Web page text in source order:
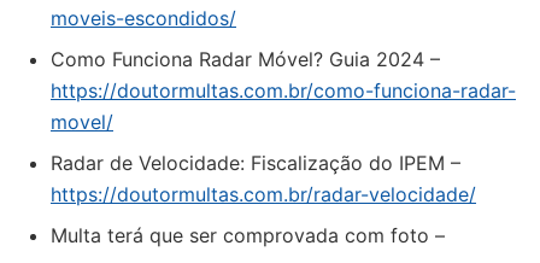
moveis-escondidos/
Como Funciona Radar Móvel? Guia 2024 –
https://doutormultas.com.br/como-funciona-radar-
movel/
Radar de Velocidade: Fiscalização do IPEM –
https://doutormultas.com.br/radar-velocidade/
Multa terá que ser comprovada com foto –